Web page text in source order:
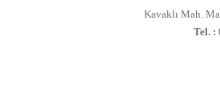
Kavaklı Mah.
Tel. :